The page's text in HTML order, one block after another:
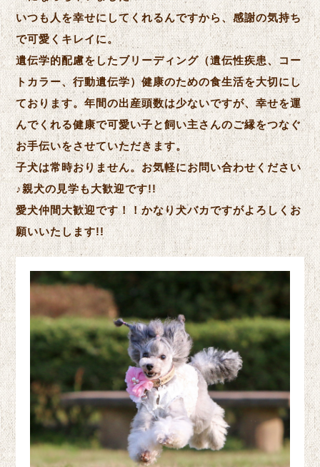
いつも人を幸せにしてくれるんですから、感謝の気持ち
で可愛くキレイに。
遺伝学的配慮をしたブリーディング（遺伝性疾患、コー
トカラー、行動遺伝学）健康のための食生活を大切にし
ております。年間の出産頭数は少ないですが、幸せを運
んでくれる健康で可愛い子と飼い主さんのご縁をつなぐ
お手伝いをさせていただきます。
子犬は常時おりません。お気軽にお問い合わせください
♪親犬の見学も大歓迎です!!
愛犬仲間大歓迎です！！かなり犬バカですがよろしくお
願いいたします!!